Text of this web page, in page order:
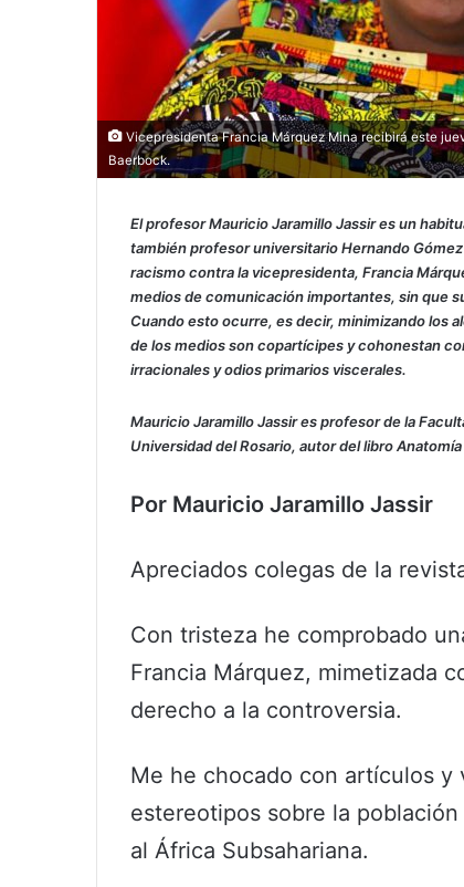
Vicepresidenta Francia Márquez Mina recibirá este
Baerbock.
El profesor Mauricio Jaramillo Jassir es un
también profesor universitario Hernando
racismo contra la vicepresidenta, Francia
medios de comunicación importantes, sin que
Cuando esto ocurre, es decir, minimizando los
de los medios son copartícipes y cohonestan
irracionales y odios primarios viscerales.
Mauricio Jaramillo Jassir es profesor de la
Universidad del Rosario, autor del libro
Por Mauricio Jaramillo Jassir
Apreciados colegas de la
Con tristeza he comprobado
Francia Márquez, mimetizada
derecho a la controversia.
Me he chocado con artículos y
estereotipos sobre la
al África Subsahariana.